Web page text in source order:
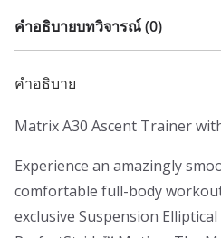
คำอธิบายบทวิจารณ์ (0)
คำอธิบาย
Matrix A30 Ascent Trainer
Experience an amazingly
comfortable full-body
exclusive Suspension